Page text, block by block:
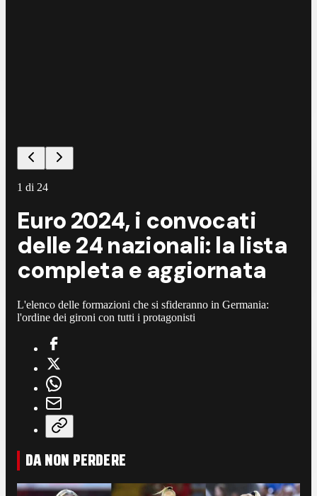
1 di 24
Euro 2024, i convocati
delle 24 nazionali: la lista
completa e aggiornata
L'elenco delle formazioni che si sfideranno in Germania:
l'ordine dei gironi con tutti i protagonisti
DA NON PERDERE